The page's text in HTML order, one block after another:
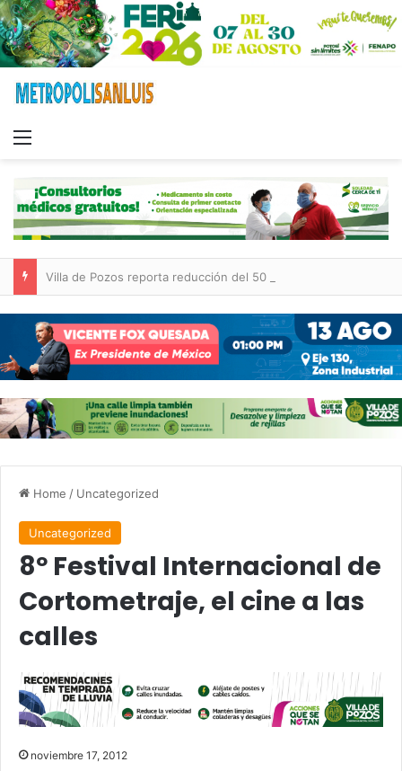
Home / Uncategorized
Uncategorized
8º Festival Internacional de
Cortometraje, el cine a las
calles
noviembre 17, 2012